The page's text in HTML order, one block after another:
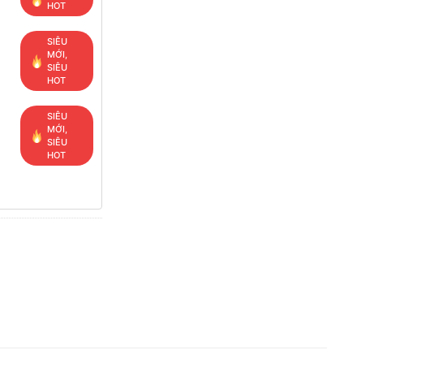
HOT
SIÊU
MỚI,
SIÊU
HOT
SIÊU
MỚI,
SIÊU
HOT